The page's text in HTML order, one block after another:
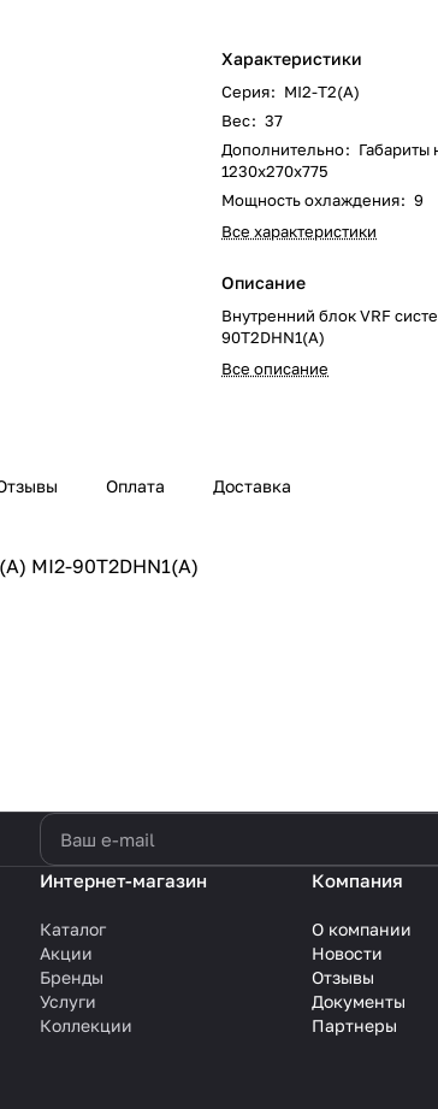
Характеристики
Серия: MI2-T2(A)
Вес: 37
Дополнительно: Габариты
1230x270x775
Мощность охлаждения: 9
Все характеристики
Описание
Внутренний блок VRF
90T2DHN1(A)
Все описание
Оплата Доставка
MI2-90T2DHN1(A)
Интернет-магазин
Каталог
Акции
Бренды
Услуги
Коллекции
Компания
О компании
Новости
Отзывы
Документы
Партнеры